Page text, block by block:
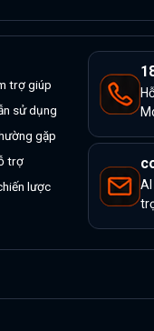
trợ giúp
sử dụng
gặp
trợ
lược